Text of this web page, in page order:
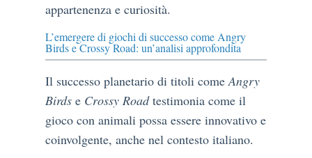
appartenenza e curiosità.
L’emergere di giochi di successo come Angry
Birds e Crossy Road: un’analisi approfondita
Il successo planetario di titoli comeAngry
Birdse Crossy Roadtestimonia come il
gioco con animali possa essere innovativo e
coinvolgente, anche nel contesto italiano.